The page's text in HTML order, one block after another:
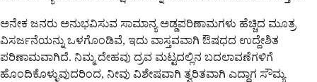
ಅನೇಕ ಜನರು ಅನುಭವಿಸುವ ಸಾಮಾನ್ಯ ಅಡ್ಡಪರಿಣಾಮಗಳು ಹೆಚ್ಚಿದ ಮೂತ್ರ
ವಿಸರ್ಜನೆಯನ್ನು ಒಳಗೊಂಡಿವೆ, ಇದು ವಾಸ್ತವವಾಗಿ ಔಷಧದ ಉದ್ದೇಶಿತ
ಪರಿಣಾಮವಾಗಿದೆ. ನಿಮ್ಮ ದೇಹವು ದ್ರವ ಮಟ್ಟದಲ್ಲಿನ ಬದಲಾವಣೆಗಳಿಗೆ
ಹೊಂದಿಕೊಳ್ಳುವುದರಿಂದ, ನೀವು ವಿಶೇಷವಾಗಿ ತ್ವರಿತವಾಗಿ ಎದ್ದಾಗ ಸೌಮ್ಯ